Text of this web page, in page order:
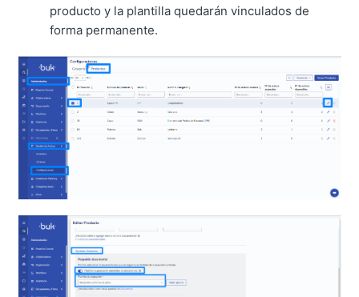
producto y la plantilla quedarán vinculados de
forma permanente.